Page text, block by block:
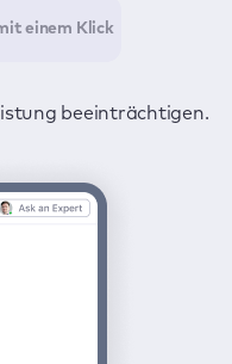
einem Klick
beeinträchtigen.
aller Schwachpunkte,